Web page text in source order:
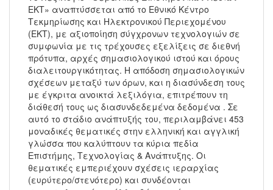
ΕΚΤ» αναπτύσσεται από το Εθνικό Κέντρο
Τεκμηρίωσης και Ηλεκτρονικού Περιεχομένου
(ΕΚΤ), με αξιοποίηση σύγχρονων τεχνολογιών σε
συμφωνία με τις τρέχουσες εξελίξεις σε διεθνή
πρότυπα, αρχές σημασιολογικού ιστού και όρους
διαλειτουργικότητας. Η απόδοση σημασιολογικών
σχέσεων μεταξύ των όρων, και η διασύνδεση τους
με έγκριτα ανοικτά λεξιλόγια, επιτρέπουν τη
διάθεσή τους ως διασυνδεδεμένα δεδομένα . Σε
αυτό το στάδιο ανάπτυξής του, περιλαμβάνει 453
μοναδικές θεματικές στην ελληνική και αγγλική
γλώσσα που καλύπτουν τα κύρια πεδία
Επιστήμης, Τεχνολογίας & Ανάπτυξης. Οι
θεματικές εμπεριέχουν σχέσεις ιεραρχίας
(ευρύτερο/στενότερο) και συνδέονται